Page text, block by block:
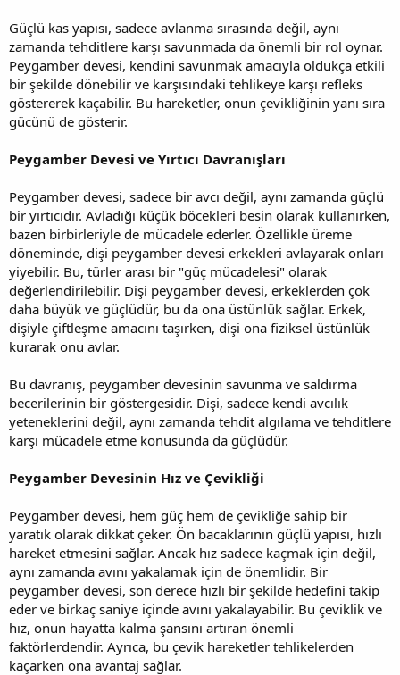
Güçlü kas yapısı, sadece avlanma sırasında değil, aynı
zamanda tehditlere karşı savunmada da önemli bir rol oynar.
Peygamber devesi, kendini savunmak amacıyla oldukça etkili
bir şekilde dönebilir ve karşısındaki tehlikeye karşı refleks
göstererek kaçabilir. Bu hareketler, onun çevikliğinin yanı sıra
gücünü de gösterir.
Peygamber Devesi ve Yırtıcı Davranışları
Peygamber devesi, sadece bir avcı değil, aynı zamanda güçlü
bir yırtıcıdır. Avladığı küçük böcekleri besin olarak kullanırken,
bazen birbirleriyle de mücadele ederler. Özellikle üreme
döneminde, dişi peygamber devesi erkekleri avlayarak onları
yiyebilir. Bu, türler arası bir "güç mücadelesi" olarak
değerlendirilebilir. Dişi peygamber devesi, erkeklerden çok
daha büyük ve güçlüdür, bu da ona üstünlük sağlar. Erkek,
dişiyle çiftleşme amacını taşırken, dişi ona fiziksel üstünlük
kurarak onu avlar.
Bu davranış, peygamber devesinin savunma ve saldırma
becerilerinin bir göstergesidir. Dişi, sadece kendi avcılık
yeteneklerini değil, aynı zamanda tehdit algılama ve tehditlere
karşı mücadele etme konusunda da güçlüdür.
Peygamber Devesinin Hız ve Çevikliği
Peygamber devesi, hem güç hem de çevikliğe sahip bir
yaratık olarak dikkat çeker. Ön bacaklarının güçlü yapısı, hızlı
hareket etmesini sağlar. Ancak hız sadece kaçmak için değil,
aynı zamanda avını yakalamak için de önemlidir. Bir
peygamber devesi, son derece hızlı bir şekilde hedefini takip
eder ve birkaç saniye içinde avını yakalayabilir. Bu çeviklik ve
hız, onun hayatta kalma şansını artıran önemli
faktörlerdendir. Ayrıca, bu çevik hareketler tehlikelerden
kaçarken ona avantaj sağlar.